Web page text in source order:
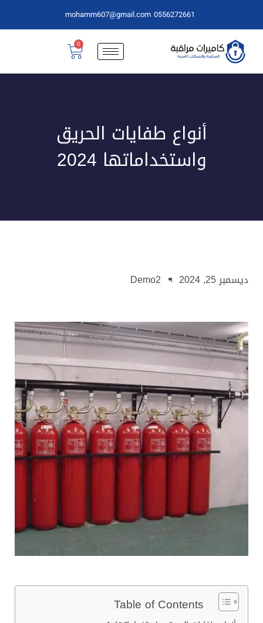
0556272661
mohamm607@gmail.com
أنواع طفايات الحريق
واستخداماتها 2024
ديسمبر 25, 2024 Demo2
Table of Contents